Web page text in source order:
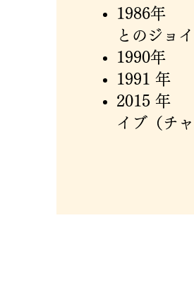
1986年
とのジョ
1990年
1991 年
2015 年
イブ（チ